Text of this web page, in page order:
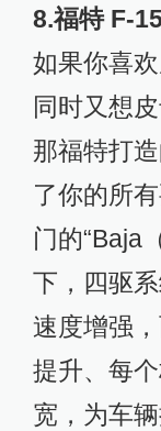
8.福特 F-
如果你喜
同时又想
那福特打
了你的所
门的“Baja
下，四驱
速度增强
提升、每
宽，为车